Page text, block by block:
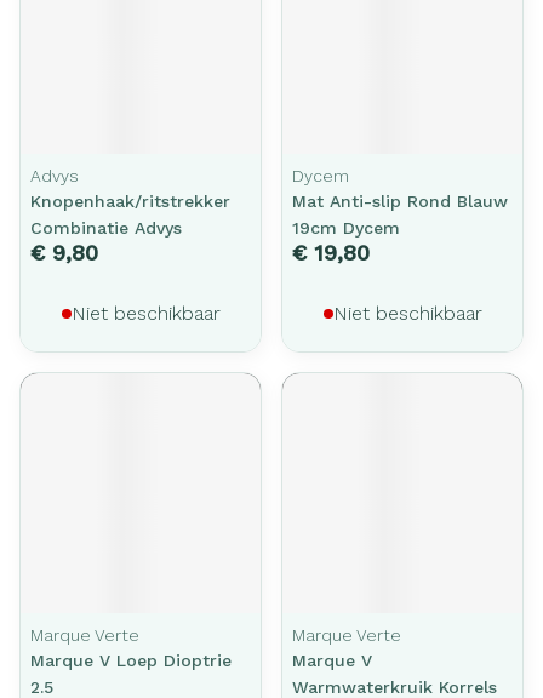
Advys
Knopenhaak/ritstrekker
Combinatie Advys
€ 9,80
Niet beschikbaar
Dycem
Mat Anti-slip Rond Blauw
19cm Dycem
€ 19,80
Niet beschikbaar
Marque Verte
Marque V Loep Dioptrie
2.5
Marque Verte
Marque V
Warmwaterkruik Korrels